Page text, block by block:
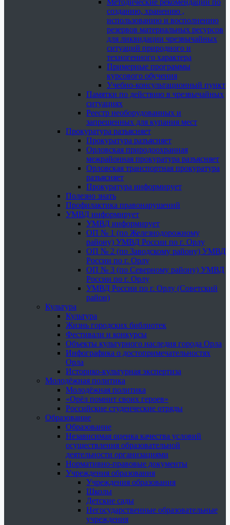
Методические рекомендации по
созданию, хранению ,
использованию и восполнению
резервов материальных ресурсов
для ликвидации чрезвычайных
ситуаций природного и
техногенного характера
Примерные программы
курсового обучения
Учебно-консультационный пункт
Памятки по действию в чрезвычайных
ситуациях
Реестр необорудованных и
запрещенных для купания мест
Прокуратура разъясняет
Прокуратура разъясняет
Орловская природоохранная
межрайонная прокуратура разъясняет
Орловская транспортная прокуратура
разъясняет
Прокуратура информирует
Полезно знать
Профилактика правонарушений
УМВД информирует
УМВД информирует
ОП № 1 (по Железнодорожному
району) УМВД России по г. Орлу
ОП № 2 (по Заводскому району) УМВД
России по г. Орлу
ОП № 3 (по Северному району) УМВД
России по г. Орлу
УМВД России по г. Орлу (Советский
район)
Культура
Культура
Жизнь городских библиотек
Фестивали и конкурсы
Объекты культурного наследия города Орла
Инфографика о достопримечательностях
Орла
Историко-культурная экспертиза
Молодёжная политика
Молодёжная политика
«Орёл помнит своих героев»
Российские студенческие отряды
Образование
Образование
Независимая оценка качества условий
осуществления образовательной
деятельности организациями
Нормативно-правовые документы
Учреждения образования
Учреждения образования
Школы
Детские сады
Негосударственные образовательные
учреждения